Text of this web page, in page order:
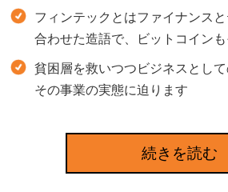
フィンテックとはファイナンス
合わせた造語で、ビットコイン
貧困層を救いつつビジネスとして
その事業の実態に迫ります
続きを読む